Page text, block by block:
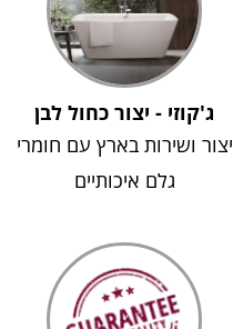
ג'קוזי - יצור כחול לבן
יצור ושירות בארץ עם חומרי
גלם איכותיים